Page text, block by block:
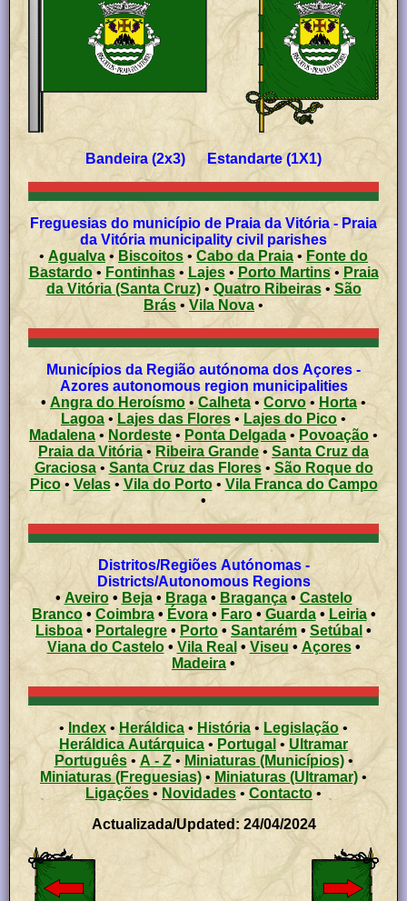
Bandeira (2x3) Estandarte (1X1)
Freguesias do município de Praia da Vitória - Praia
da Vitória municipality civil parishes
• Agualva • Biscoitos • Cabo da Praia • Fonte do
Bastardo• Fontinhas• Lajes• Porto Martins• Praia
da Vitória (Santa Cruz)• Quatro Ribeiras• São
Brás • Vila Nova •
Municípios da Região autónoma dos Açores -
Azores autonomous region municipalities
• Angra do Heroísmo • Calheta • Corvo • Horta•
Lagoa • Lajes das Flores • Lajes do Pico •
Madalena • Nordeste • Ponta Delgada • Povoação •
Praia da Vitória • Ribeira Grande • Santa Cruz da
Graciosa• Santa Cruz das Flores• São Roque do
Pico• Velas• Vila do Porto• Vila Franca do Campo
•
Distritos/Regiões Autónomas -
Districts/Autonomous Regions
•Aveiro• Beja• Braga• Bragança•Castelo
Branco• Coimbra•Évora• Faro• Guarda• Leiria•
Lisboa • Portalegre • Porto • Santarém • Setúbal •
Viana do Castelo•Vila Real • Viseu • Açores •
Madeira •
• Index • Heráldica • História • Legislação •
Heráldica Autárquica • Portugal •Ultramar
Português• A - Z• Miniaturas (Municípios)•
Miniaturas (Freguesias) • Miniaturas (Ultramar) •
Ligações • Novidades• Contacto•
Actualizada/Updated: 24/04/2024